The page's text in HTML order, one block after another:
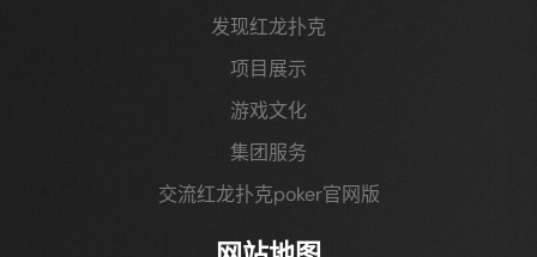
发现红龙扑克
项目展示
游戏文化
集团服务
交流红龙扑克poker官网版